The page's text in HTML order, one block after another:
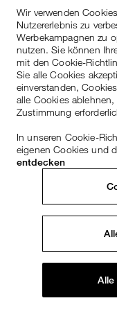
Wir verwenden
Nutzererlebnis zu
Werbekampagnen zu
nutzen. Sie können
mit den Cookie-
Sie alle Cookies
einverstanden,
alle Cookies
Zustimmung
In unseren Cookie-
eigenen Cookies und
entdecken